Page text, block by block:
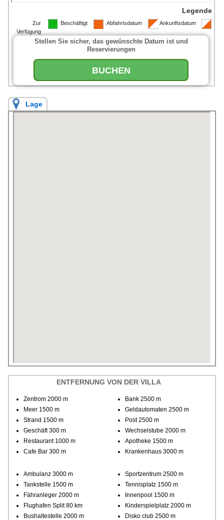
Legende
Zur
Verfügung
Beschäftigt Abfahrtsdatum Ankunftsdatum
Stellen Sie sicher, das gewünschte Datum ist und
Reservierungen
BUCHEN
Lage
ENTFERNUNG VON DER VILLA
Zentrom 2000 m
Meer 1500 m
Strand 1500 m
Geschäft 300 m
Restaurant 1000 m
Cafe Bar 300 m
Bank 2500 m
Geldautomaten 2500 m
Post 2500 m
Wechselstube 2000 m
Apotheke 1500 m
Krankenhaus 3000 m
Ambulanz 3000 m
Tankstelle 1500 m
Fähranleger 2000 m
Flughafen Split 80 km
Bushaltestelle 2000 m
Sportzentrum 2500 m
Tennisplatz 1500 m
Innenpool 1500 m
Kinderspielplatz 2000 m
Disko club 2500 m